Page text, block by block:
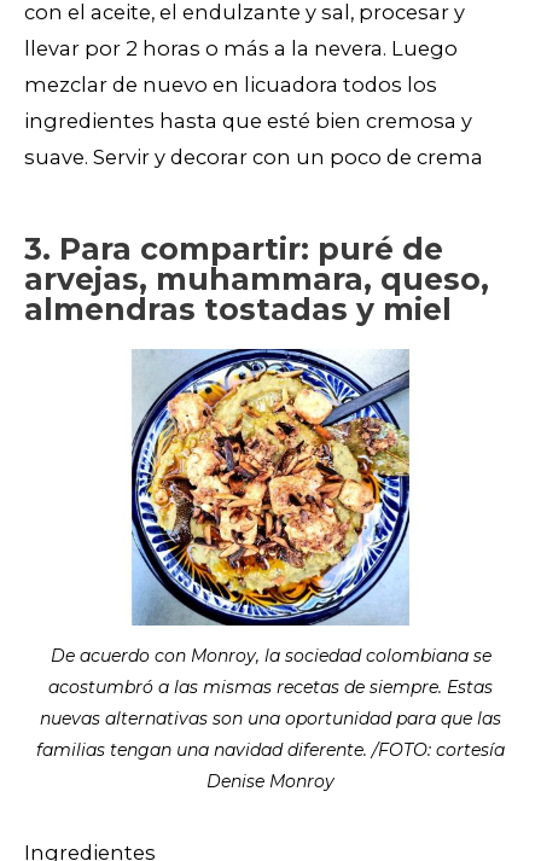
con el aceite, el endulzante y sal, procesar y
llevar por 2 horas o más a la nevera. Luego
mezclar de nuevo en licuadora todos los
ingredientes hasta que esté bien cremosa y
suave. Servir y decorar con un poco de crema
3. Para compartir: puré de
arvejas, muhammara, queso,
almendras tostadas y miel
De acuerdo con Monroy, la sociedad colombiana se
acostumbró a las mismas recetas de siempre. Estas
nuevas alternativas son una oportunidad para que las
familias tengan una navidad diferente. /FOTO: cortesía
Denise Monroy
Ingredientes